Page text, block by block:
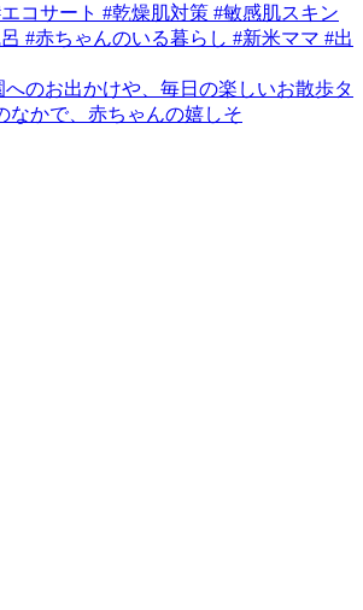
のお出かけや、毎日の楽しいお散歩タ
なかで、赤ちゃんの嬉しそ